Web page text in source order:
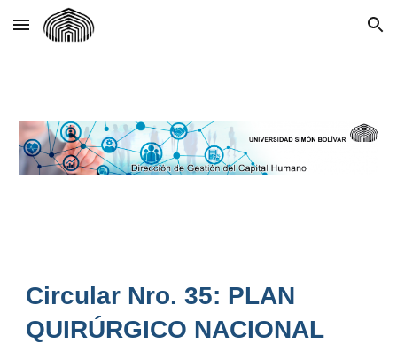
Skip to main content Skip to navigation
Circular Nro. 35: PLAN
QUIRÚRGICO NACIONAL